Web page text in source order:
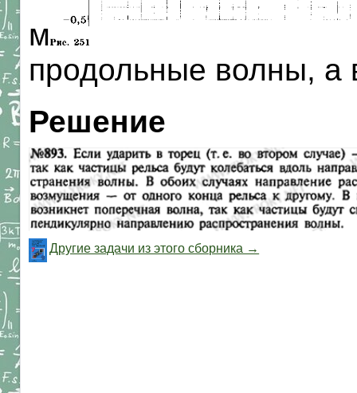
м
продольные волны,
Решение
Другие задачи из этого сборника →